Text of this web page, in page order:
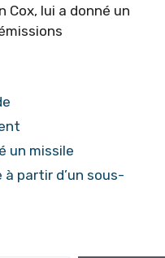
Cox, lui a donné un
un missile
partir d’un sous-